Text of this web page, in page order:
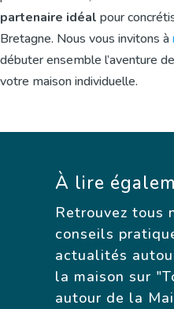
partenaire idéal pour
Bretagne. Nous vous invitons à
débuter ensemble l’aventure
votre maison individuelle.
À lire
Retrouvez tous
conseils
actualités
la maison sur
autour de la